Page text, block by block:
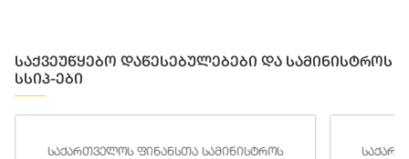
საქვეუწყებო დაწესებულებები და სამინისტროს
სსიპ-ები
საქართველოს ფინანსთა სამინისტროს